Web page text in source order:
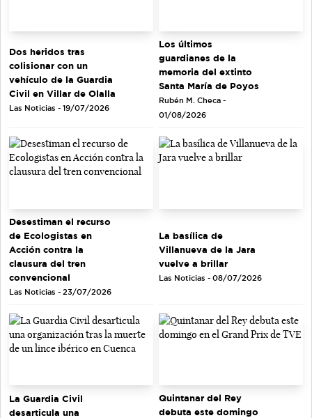
Dos heridos tras
colisionar con un
vehículo de la Guardia
Civil en Villar de Olalla
Las Noticias - 19/07/2026
Los últimos
guardianes de la
memoria del extinto
Santa María de Poyos
Rubén M. Checa -
01/08/2026
Desestiman el recurso
de Ecologistas en
Acción contra la
clausura del tren
convencional
Las Noticias - 23/07/2026
La basílica de
Villanueva de la Jara
vuelve a brillar
Las Noticias - 08/07/2026
La Guardia Civil
desarticula una
Quintanar del Rey
debuta este domingo